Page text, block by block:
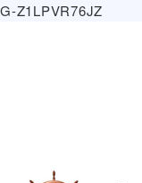
G-Z1LPVR76JZ